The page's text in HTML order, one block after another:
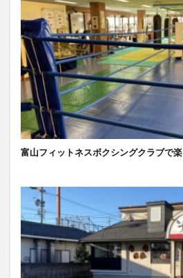
富山フィットネスボクシングクラブで